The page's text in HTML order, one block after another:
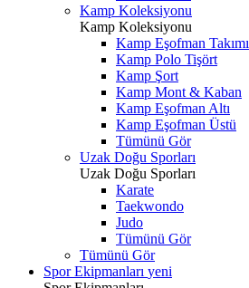
Kamp Koleksiyonu
Kamp Koleksiyonu
Kamp Eşofman Takımı
Kamp Polo Tişört
Kamp Şort
Kamp Mont & Kaban
Kamp Eşofman Altı
Kamp Eşofman Üstü
Tümünü Gör
Uzak Doğu Sporları
Uzak Doğu Sporları
Karate
Taekwondo
Judo
Tümünü Gör
Tümünü Gör
Spor Ekipmanları yeni